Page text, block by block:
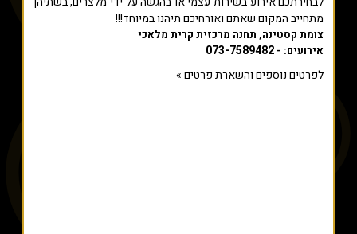
מתחייב המקום שאתם ואורחיכם תיהנו במיוחד!!!
צומת קסטינה, תחנה מרכזית קרית מלאכי
אירועים: - 073-7589482
לפרטים נוספים והשארת פרטים »